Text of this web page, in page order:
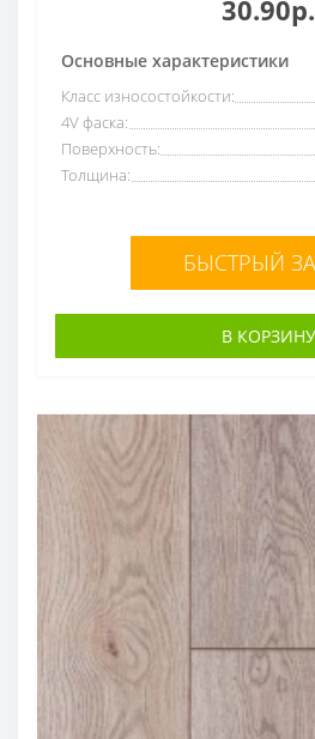
30.90р.
Основные характеристики
Класс износостойкости:
4V фаска:
Поверхность:
Толщина:
БЫСТРЫЙ
В КОРЗИНУ